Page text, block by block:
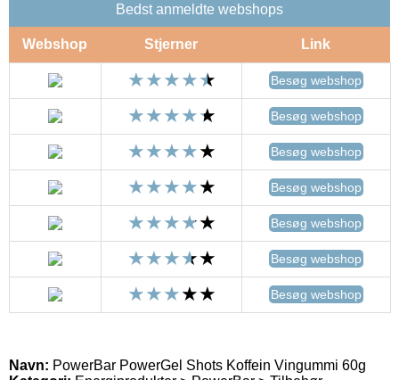
Bedst anmeldte webshops
Webshop Stjerner Link
Besøg webshop
Besøg webshop
Besøg webshop
Besøg webshop
Besøg webshop
Besøg webshop
Besøg webshop
Navn: PowerBar PowerGel Shots Koffein Vingummi 60g